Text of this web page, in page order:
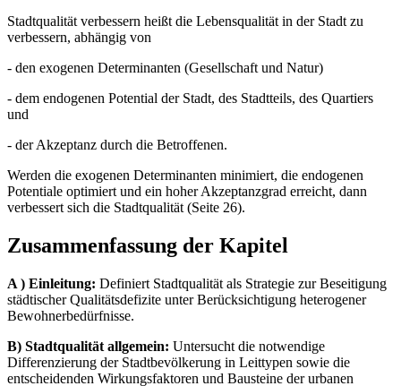
Stadtqualität verbessern heißt die Lebensqualität in der Stadt zu
verbessern, abhängig von
- den exogenen Determinanten (Gesellschaft und Natur)
- dem endogenen Potential der Stadt, des Stadtteils, des Quartiers
und
- der Akzeptanz durch die Betroffenen.
Werden die exogenen Determinanten minimiert, die endogenen
Potentiale optimiert und ein hoher Akzeptanzgrad erreicht, dann
verbessert sich die Stadtqualität (Seite 26).
Zusammenfassung der Kapitel
A ) Einleitung: Definiert Stadtqualität als Strategie zur Beseitigung
städtischer Qualitätsdefizite unter Berücksichtigung heterogener
Bewohnerbedürfnisse.
B) Stadtqualität allgemein: Untersucht die notwendige
Differenzierung der Stadtbevölkerung in Leittypen sowie die
entscheidenden Wirkungsfaktoren und Bausteine der urbanen